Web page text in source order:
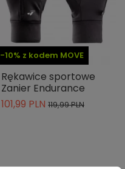
-10% z kodem MOVE
Rękawice sportowe
Zanier Endurance
101,99 PLN 119,99 PLN